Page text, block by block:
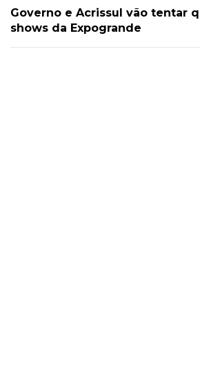
Governo e Acrissul vão tentar
shows da Expogrande